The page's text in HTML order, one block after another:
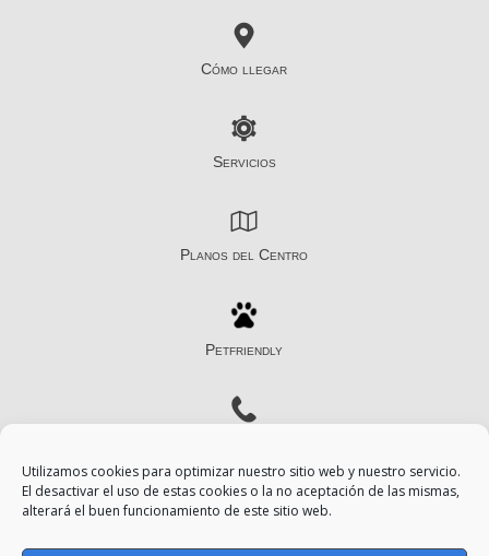
Utilizamos cookies para optimizar nuestro sitio web y nuestro servicio.
El desactivar el uso de estas cookies o la no aceptación de las mismas,
alterará el buen funcionamiento de este sitio web.
Cómo llegar
Servicios
Planos del Centro
Petfriendly